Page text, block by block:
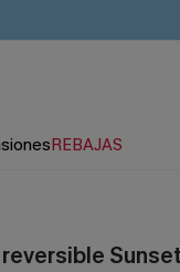
REBAJAS